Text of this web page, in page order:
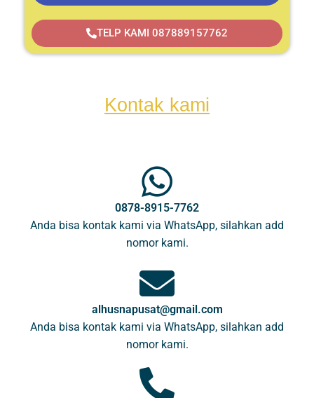
TELP KAMI 087889157762
Kontak kami
0878-8915-7762
Anda bisa kontak kami via WhatsApp, silahkan add
nomor kami.
alhusnapusat@gmail.com
Anda bisa kontak kami via WhatsApp, silahkan add
nomor kami.